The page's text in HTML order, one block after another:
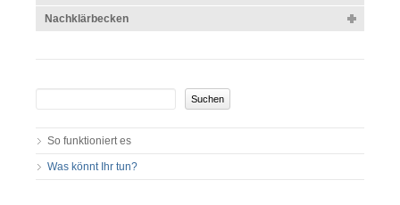
Nachklärbecken
So funktioniert es
Was könnt Ihr tun?